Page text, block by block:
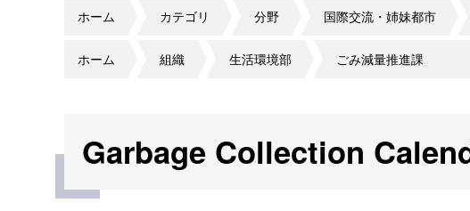
ホーム カテゴリ 分野 国際交流・姉妹都市
ホーム 組織 生活環境部 ごみ減量推進課
Garbage Collection